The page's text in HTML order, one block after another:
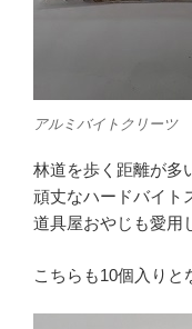
アルミバイトクリーツ
林道を歩く距離が多
頑丈なハードバイト
道具屋おやじも愛用
こちらも10個入りと